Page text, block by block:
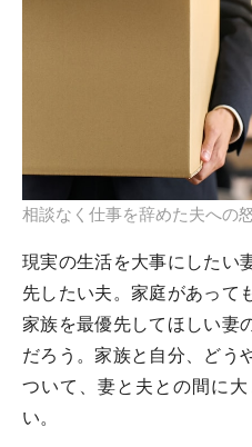
相談なく仕事を辞めた夫への
現実の生活を大事にしたい
先したい夫。家庭があって
家族を最優先してほしい妻
だろう。家族と自分、どう
ついて、妻と夫との間に
い。